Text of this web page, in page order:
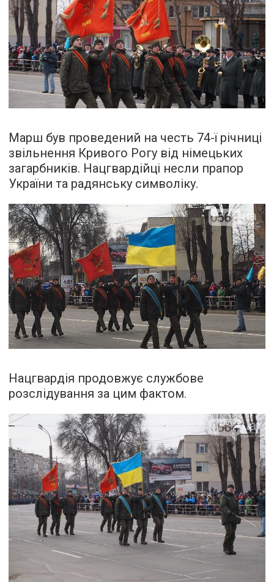
Марш був проведений на честь 74-ї річниці
звільнення Кривого Рогу від німецьких
загарбників. Нацгвардійці несли прапор
України та радянську символіку.
Нацгвардія продовжує службове
розслідування за цим фактом.